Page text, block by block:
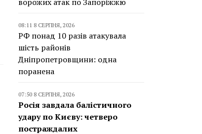
08:11 8 СЕРПНЯ, 2026
РФ понад 10 разів атакувала
шість районів
Дніпропетровщини: одна
поранена
07:50 8 СЕРПНЯ, 2026
Росія завдала балістичного
удару по Києву: четверо
постраждалих